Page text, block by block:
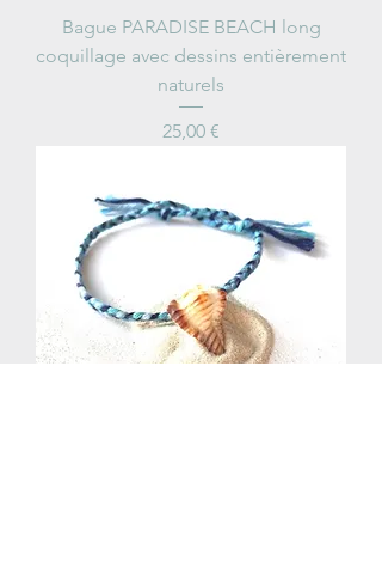
Bague PARADISE BEACH long
coquillage avec dessins entièrement
naturels
Price
25,00 €